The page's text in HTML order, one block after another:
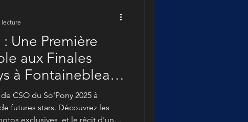
Une Première
aux Finales
à Fontainebleau
CSO du So'Pony 2025 à
futures stars. Découvrez les
exclusives, et le récit d'une
lecture